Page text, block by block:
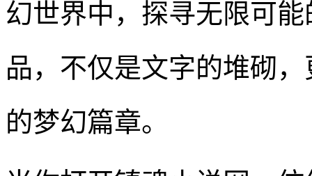
幻世界中，探寻无限可
品，不仅是文字的堆砌
的梦幻篇章。